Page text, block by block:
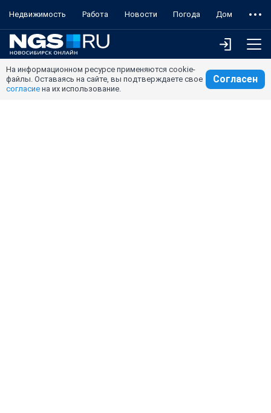
Недвижимость Работа Новости Погода Дом
На информационном ресурсе применяются cookie-
файлы. Оставаясь на сайте, вы подтверждаете свое
согласие на их использование.
Согласен